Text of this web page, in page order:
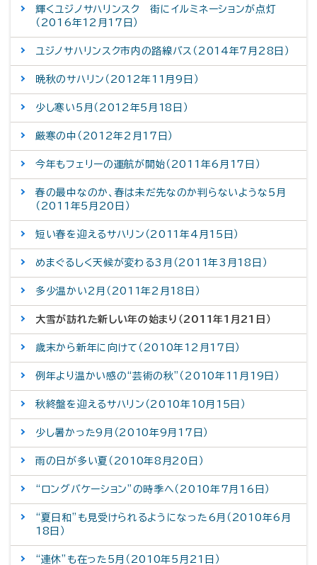
輝くユジノサハリンスク 街にイルミネーションが点灯
（2016年12月17日）
ユジノサハリンスク市内の路線バス（2014年7月28日）
晩秋のサハリン（2012年11月9日）
少し寒い5月（2012年5月18日）
厳寒の中（2012年2月17日）
今年もフェリーの運航が開始（2011年6月17日）
春の最中なのか、春は未だ先なのか判らないような5月
（2011年5月20日）
短い春を迎えるサハリン（2011年4月15日）
めまぐるしく天候が変わる3月（2011年3月18日）
多少温かい2月（2011年2月18日）
大雪が訪れた新しい年の始まり（2011年1月21日）
歳末から新年に向けて（2010年12月17日）
例年より温かい感の“芸術の秋”（2010年11月19日）
秋終盤を迎えるサハリン（2010年10月15日）
少し暑かった9月（2010年9月17日）
雨の日が多い夏（2010年8月20日）
“ロングバケーション”の時季へ（2010年7月16日）
“夏日和”も見受けられるようになった6月（2010年6月
18日）
“連休”も在った5月（2010年5月21日）